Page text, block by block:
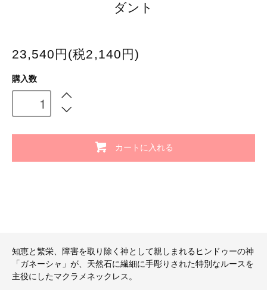
ダント
23,540円(税2,140円)
購入数
カートに入れる
知恵と繁栄、障害を取り除く神として親しまれるヒンドゥーの神
「ガネーシャ」が、天然石に繊細に手彫りされた特別なルースを
主役にしたマクラメネックレス。